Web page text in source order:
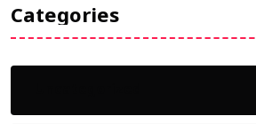
Categories